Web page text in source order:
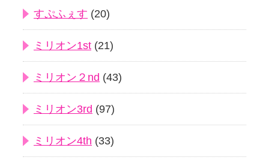
すぷふぇす (20)
ミリオン1st (21)
ミリオン２nd (43)
ミリオン3rd (97)
ミリオン4th (33)